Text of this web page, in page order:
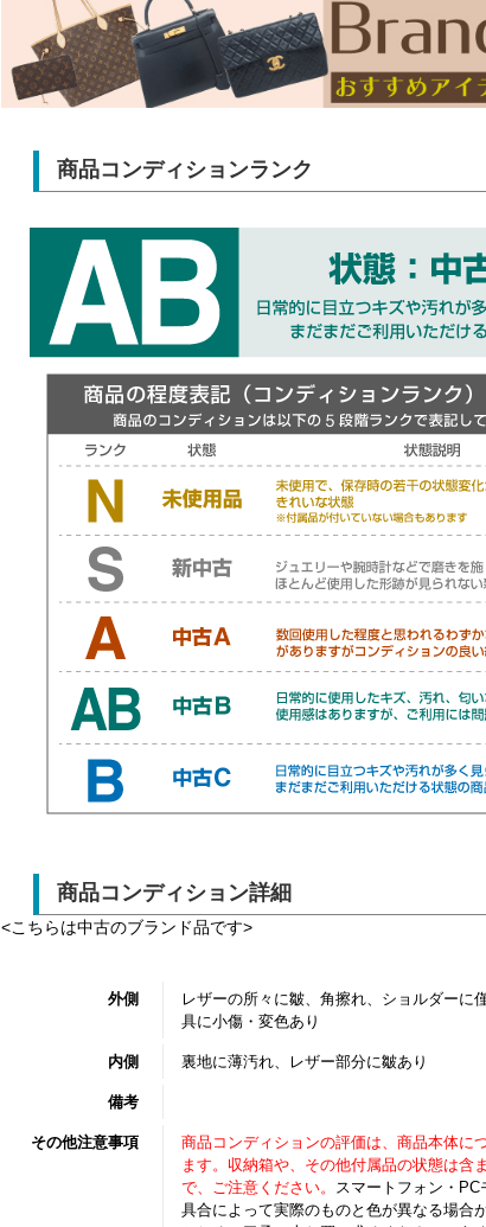
商品コンディションランク
商品コンディション詳細
<こちらは中古のブランド品です>
外側
レザーの所々に皺、角擦れ、ショルダーに
具に小傷・変色あり
内側 裏地に薄汚れ、レザー部分に皺あり
備考
その他注意事項
商品コンディションの評価は、商品本体に
ます。収納箱や、その他付属品の状態は含
で、ご注意ください。
スマートフォン・
具合によって実際のものと色が異なる場合